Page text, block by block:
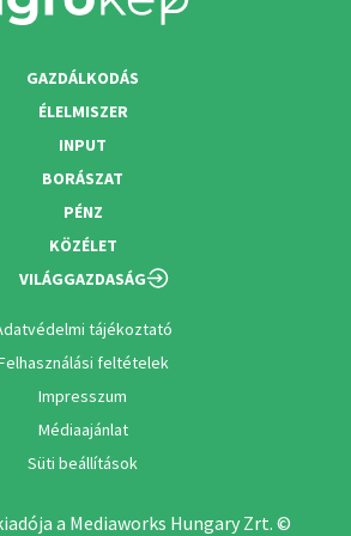
GAZDÁLKODÁS
ÉLELMISZER
INPUT
BORÁSZAT
PÉNZ
KÖZÉLET
VILÁGGAZDASÁG
tájékoztató
feltételek
Impresszum
Médiaajánlat
Süti beállítások
a Mediaworks Hungary Zrt. ©